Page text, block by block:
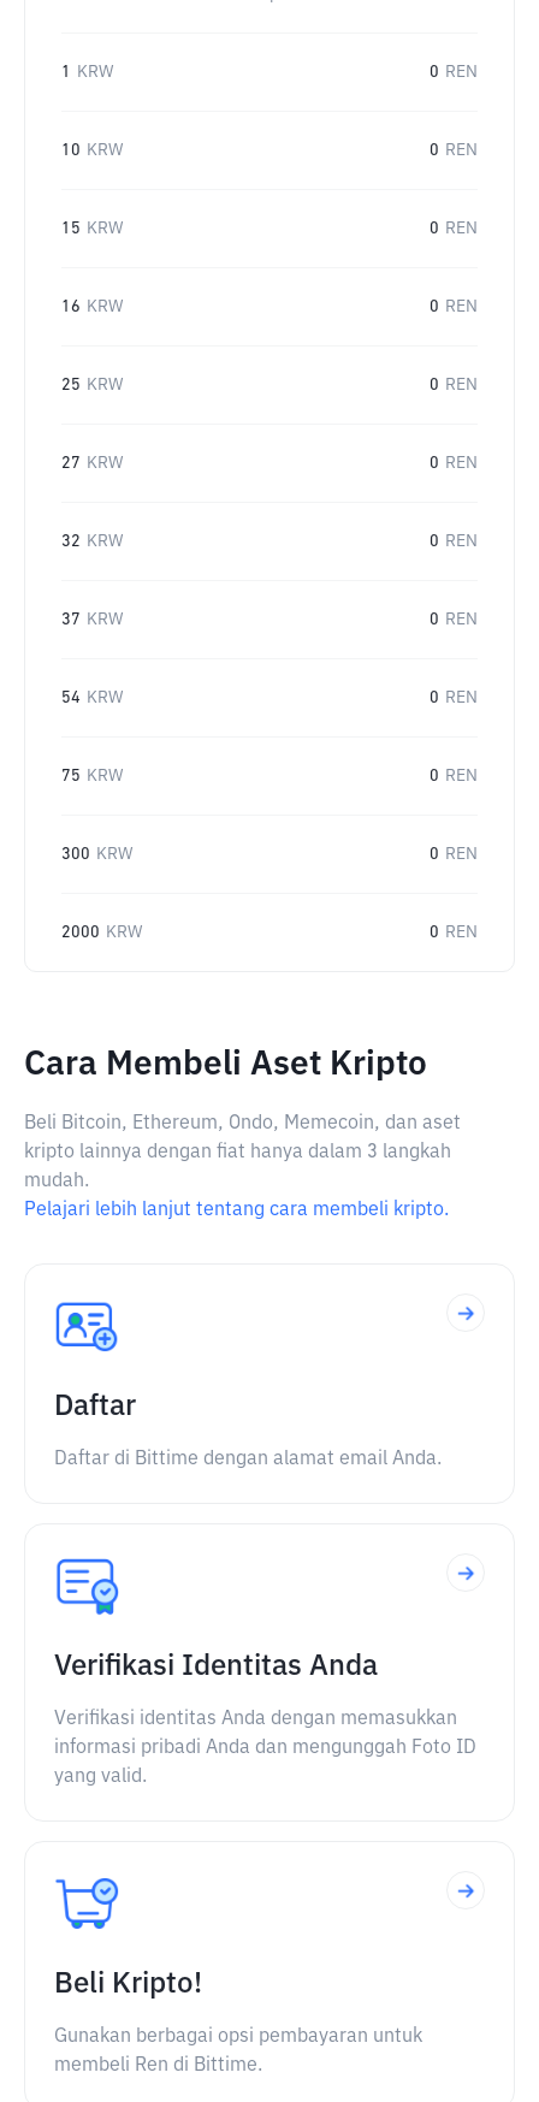
1 KRW 0 REN
10 KRW 0 REN
15 KRW 0 REN
16 KRW 0 REN
25 KRW 0 REN
27 KRW 0 REN
32 KRW 0 REN
37 KRW 0 REN
54 KRW 0 REN
75 KRW 0 REN
300 KRW 0 REN
2000 KRW 0 REN
Cara Membeli Aset Kripto
Beli Bitcoin, Ethereum, Ondo, Memecoin, dan aset
kripto lainnya dengan fiat hanya dalam 3 langkah
mudah.
Pelajari lebih lanjut tentang cara membeli kripto.
Daftar
Daftar di Bittime dengan alamat email Anda.
Verifikasi Identitas Anda
Verifikasi identitas Anda dengan memasukkan
informasi pribadi Anda dan mengunggah Foto ID
yang valid.
Beli Kripto!
Gunakan berbagai opsi pembayaran untuk
membeli Ren di Bittime.